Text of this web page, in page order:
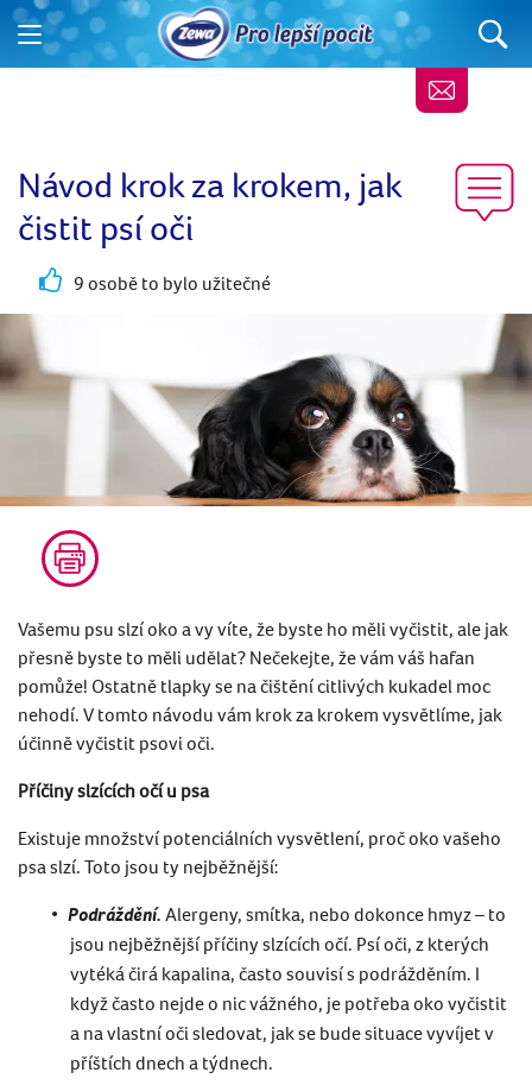
Návod krok za krokem, jak
čistit psí oči
9 osobě to bylo užitečné
Vašemu psu slzí oko a vy víte, že byste ho měli vyčistit, ale jak
přesně byste to měli udělat? Nečekejte, že vám váš hafan
pomůže! Ostatně tlapky se na čištění citlivých kukadel moc
nehodí. V tomto návodu vám krok za krokem vysvětlíme, jak
účinně vyčistit psovi oči.
Příčiny slzících očí u psa
Existuje množství potenciálních vysvětlení, proč oko vašeho
psa slzí. Toto jsou ty nejběžnější:
Podráždění. Alergeny, smítka, nebo dokonce hmyz – to
jsou nejběžnější příčiny slzících očí. Psí oči, z kterých
vytéká čirá kapalina, často souvisí s podrážděním. I
když často nejde o nic vážného, je potřeba oko vyčistit
a na vlastní oči sledovat, jak se bude situace vyvíjet v
příštích dnech a týdnech.